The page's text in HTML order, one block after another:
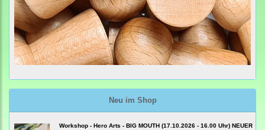
Neu im Shop
Workshop - Hero Arts - BIG MOUTH (17.10.2026 - 16.00 Uhr) NEUER